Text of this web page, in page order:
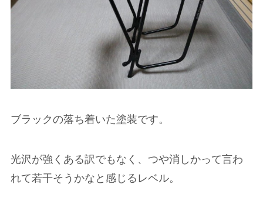
ブラックの落ち着いた塗装です。
光沢が強くある訳でもなく、つや消しかって言わ
れて若干そうかなと感じるレベル。